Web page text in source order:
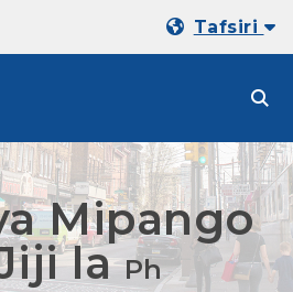
Tafsiri
Mipango
laPh